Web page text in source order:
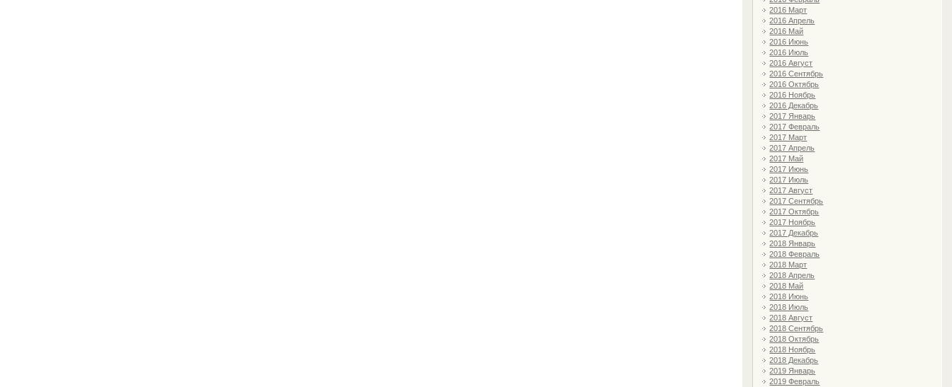
2016 Март
2016 Апрель
2016 Май
2016 Июнь
2016 Июль
2016 Август
2016 Сентябрь
2016 Октябрь
2016 Ноябрь
2016 Декабрь
2017 Январь
2017 Февраль
2017 Март
2017 Апрель
2017 Май
2017 Июнь
2017 Июль
2017 Август
2017 Сентябрь
2017 Октябрь
2017 Ноябрь
2017 Декабрь
2018 Январь
2018 Февраль
2018 Март
2018 Апрель
2018 Май
2018 Июнь
2018 Июль
2018 Август
2018 Сентябрь
2018 Октябрь
2018 Ноябрь
2018 Декабрь
2019 Январь
2019 Февраль